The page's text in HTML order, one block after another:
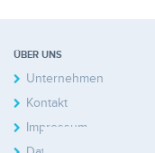
ÜBER UNS
Unternehmen
Kontakt
Impressum